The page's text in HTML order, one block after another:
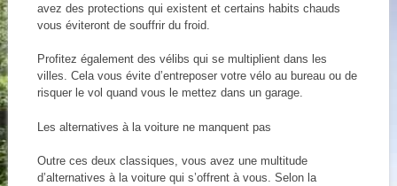
avez des protections qui existent et certains habits chauds
vous éviteront de souffrir du froid.
Profitez également des vélibs qui se multiplient dans les
villes. Cela vous évite d’entreposer votre vélo au bureau ou de
risquer le vol quand vous le mettez dans un garage.
Les alternatives à la voiture ne manquent pas
Outre ces deux classiques, vous avez une multitude
d’alternatives à la voiture qui s’offrent à vous. Selon la